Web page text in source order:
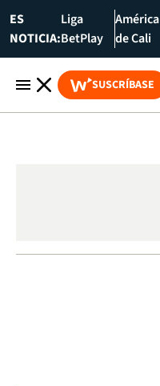
ES
NOTICIA:
Liga
BetPlay
América
de Cali
SUSCRÍBASE